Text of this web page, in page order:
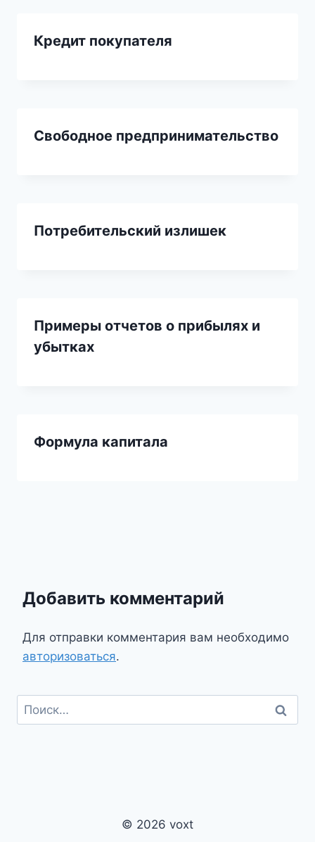
Кредит покупателя
Свободное предпринимательство
Потребительский излишек
Примеры отчетов о прибылях и
убытках
Формула капитала
Добавить комментарий
Для отправки комментария вам необходимо
авторизоваться.
Найти:
© 2026 voxt